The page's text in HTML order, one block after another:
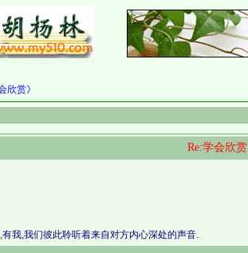
欣赏》
Re:学会欣赏
我,我们彼此聆听着来自对方内心深处的声音.